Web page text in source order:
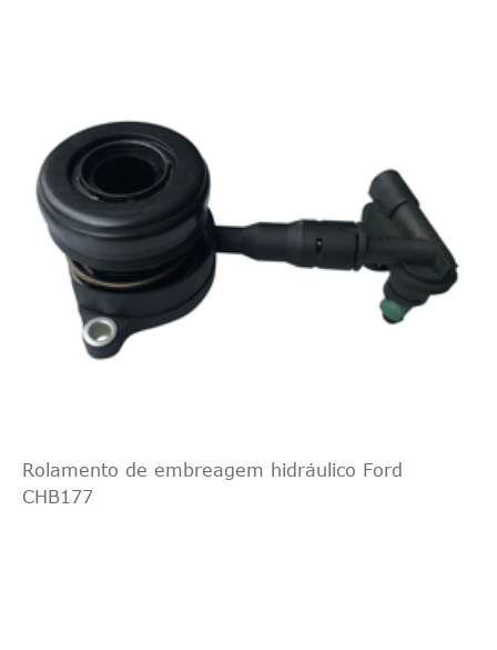
Rolamento de embreagem hidráulico Ford
CHB177